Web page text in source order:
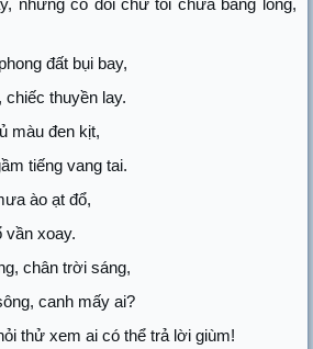
nhưng có đôi chữ tôi chưa bằng lòng,
đất bụi bay,
thuyền lay.
màu đen kịt,
tiếng vang tai.
ào ạt đổ,
vần xoay.
chân trời sáng,
canh mấy ai?
thử xem ai có thể trả lời giùm!